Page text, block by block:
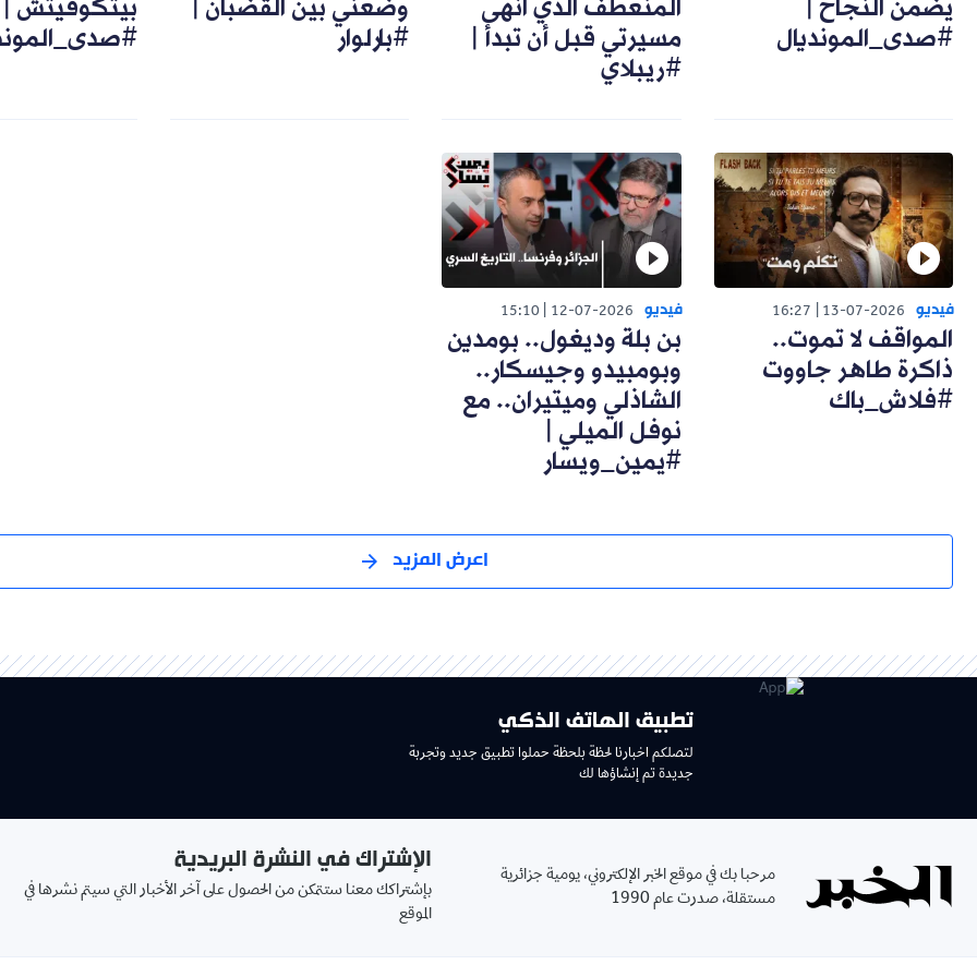
يضمن النجاح |
#صدى_المونديال
المنعطف الذي انهى
مسيرتي قبل أن تبدأ |
#ريبلاي
وضعني بين القضبان |
#بارلوار
بيتكوفيتش |
فيديو 13-07-2026
16:27
المواقف لا تموت..
ذاكرة طاهر جاووت
#فلاش_باك
فيديو 12-07-2026
15:10
بن بلة وديغول.. بومدين
وبومبيدو وجيسكار..
الشاذلي وميتيران.. مع
نوفل الميلي |
#يمين_ويسار
اعرض المزيد
تطبيق الهاتف الذكي
لتصلكم اخبارنا لحظة بلحظة حملوا تطبيق جديد وتجربة
جديدة تم إنشاؤها لك
مرحبا بك في موقع الخبر الإلكتروني، يومية جزائرية
مستقلة، صدرت عام 1990
الإشتراك في النشرة البريدية
بإشتراكك معنا ستتمكن من الحصول على آخر الأخبار التي سيتم نشرها في
الموقع